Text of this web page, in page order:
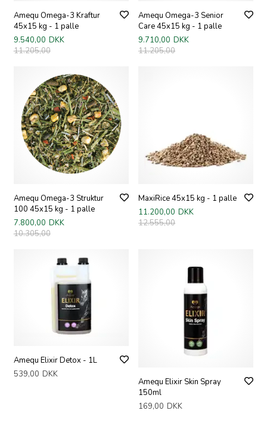
Amequ Omega-3 Kraftur
45x15 kg - 1 palle
9.540,00 DKK
11.205,00
Amequ Omega-3 Senior
Care 45x15 kg - 1 palle
9.710,00 DKK
11.205,00
Amequ Omega-3 Struktur
100 45x15 kg - 1 palle
7.800,00 DKK
10.305,00
MaxiRice 45x15 kg - 1 palle
11.200,00 DKK
12.555,00
Amequ Elixir Detox - 1L
539,00 DKK
Amequ Elixir Skin Spray
150ml
169,00 DKK